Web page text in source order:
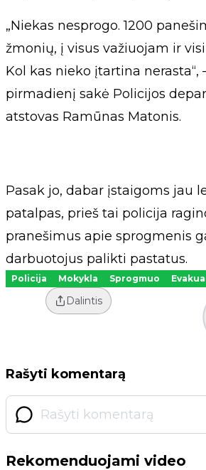
„Niekas nesprogo. 1200
žmonių, į visus važiuojam ir
Kol kas nieko įtartina nerasta“,
pirmadienį sakė Policijos
atstovas Ramūnas Matonis.
Pasak jo, dabar įstaigoms jau
patalpas, prieš tai policija
pranešimus apie sprogmenis
darbuotojus palikti pastatus.
Policija Mokykla Sprogmuo
Dalintis
Rašyti komentarą
Rekomenduojami video